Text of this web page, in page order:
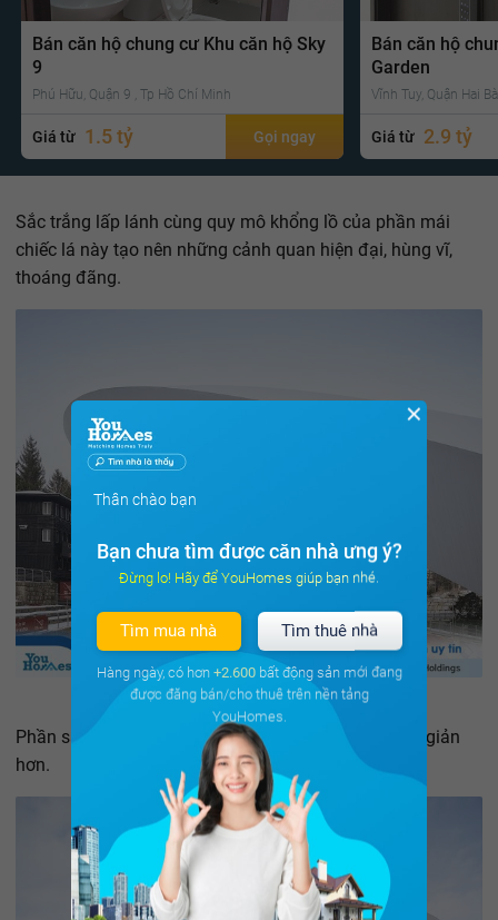
Bán căn hộ chung cư Khu căn hộ Sky
9
Phú Hữu, Quận 9 , Tp Hồ Chí Minh
Giá từ 1.5 tỷ Gọi ngay
Bán căn hộ
Garden
Vĩnh Tuy, Quận Hai
Giá từ 2.9 tỷ
Sắc trắng lấp lánh cùng quy mô khổng lồ của phần mái
chiếc lá này tạo nên những cảnh quan hiện đại, hùng vĩ,
thoáng đãng.
Phần sân thi đấu bên dưới ngược lại có thiết kế đơn giản
hơn.
✕
Thân chào bạn
Bạn chưa tìm được căn nhà ưng ý?
Đừng lo! Hãy để YouHomes giúp bạn nhé.
Tìm mua nhà Tìm thuê nhà
Hàng ngày, có hơn +2.600bất động sản mới đang
được đăng bán/cho thuê trên nền tảng
YouHomes.